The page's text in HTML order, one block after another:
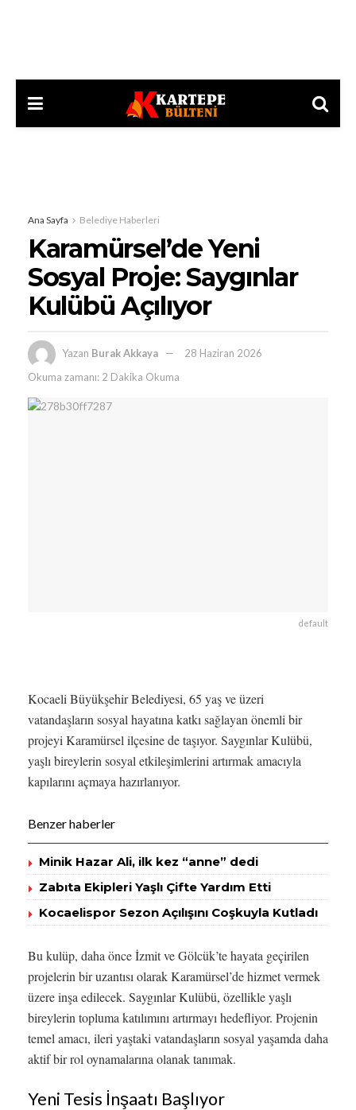
Ana Sayfa Belediye Haberleri
Karamürsel’de Yeni
Sosyal Proje: Saygınlar
Kulübü Açılıyor
Yazan Burak Akkaya
28 Haziran 2026
Okuma zamanı: 2 Dakika Okuma
default
Kocaeli Büyükşehir Belediyesi, 65 yaş ve üzeri
vatandaşların sosyal hayatına katkı sağlayan önemli bir
projeyi Karamürsel ilçesine de taşıyor. Saygınlar Kulübü,
yaşlı bireylerin sosyal etkileşimlerini artırmak amacıyla
kapılarını açmaya hazırlanıyor.
Benzer haberler
Minik Hazar Ali, ilk kez “anne” dedi
Zabıta Ekipleri Yaşlı Çifte Yardım Etti
Kocaelispor Sezon Açılışını Coşkuyla Kutladı
Bu kulüp, daha önce İzmit ve Gölcük’te hayata geçirilen
projelerin bir uzantısı olarak Karamürsel’de hizmet vermek
üzere inşa edilecek. Saygınlar Kulübü, özellikle yaşlı
bireylerin topluma katılımını artırmayı hedefliyor. Projenin
temel amacı, ileri yaştaki vatandaşların sosyal yaşamda daha
aktif bir rol oynamalarına olanak tanımak.
Yeni Tesis İnşaatı Başlıyor